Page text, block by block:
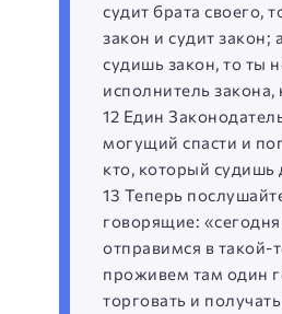
судит брата своего,
закон и судит закон;
судишь закон, то ты
исполнитель закона,
12 Един
могущий спасти и
кто, который судишь
13 Теперь
говорящие: «сегодня
отправимся в такой-
проживем там один
торговать и